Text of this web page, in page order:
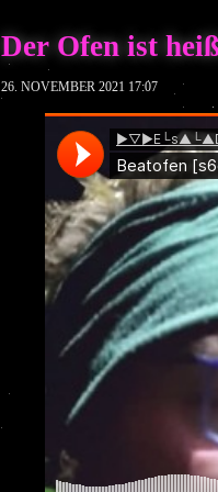
Der Ofen ist
26. NOVEMBER 2021 17:07